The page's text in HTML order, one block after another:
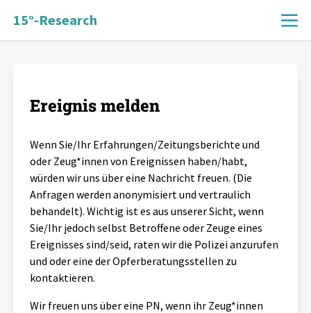
15°-Research
Chronik
Aktuelles
Alle Beiträge
Hintergrund
Gastbeiträge
Allgemeines
Ereignis melden
Wenn Sie/Ihr Erfahrungen/Zeitungsberichte und
oder Zeug*innen von Ereignissen haben/habt,
würden wir uns über eine Nachricht freuen. (Die
Anfragen werden anonymisiert und vertraulich
behandelt). Wichtig ist es aus unserer Sicht, wenn
Sie/Ihr jedoch selbst Betroffene oder Zeuge eines
Ereignisses sind/seid, raten wir die Polizei anzurufen
und oder eine der Opferberatungsstellen zu
kontaktieren.
Wir freuen uns über eine PN, wenn ihr Zeug*innen